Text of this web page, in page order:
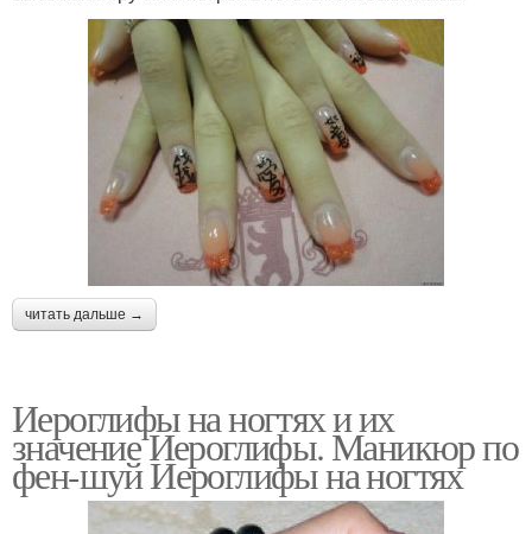
читать дальше →
Иероглифы на ногтях и их
значение Иероглифы. Маникюр по
фен-шуй Иероглифы на ногтях